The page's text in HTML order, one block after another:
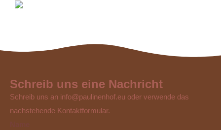
Schreib uns eine Nachricht
Schreib uns an info@paulinenhof.eu oder verwende das
nachstehende Kontaktformular.